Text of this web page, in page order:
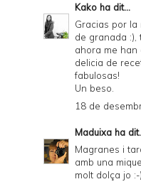
Kako ha dit...
Gracias por
de granada :),
ahora me han
delicia de
fabulosas!
Un beso.
18 de
Maduixa ha
Magranes i
amb una
molt dolça jo :-)